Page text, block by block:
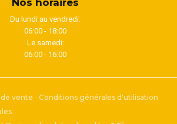
Du lundi au vendredi:
06:00 - 18:00
Le samedi:
06:00 - 16:00
vente
Conditions générales d'utilisation